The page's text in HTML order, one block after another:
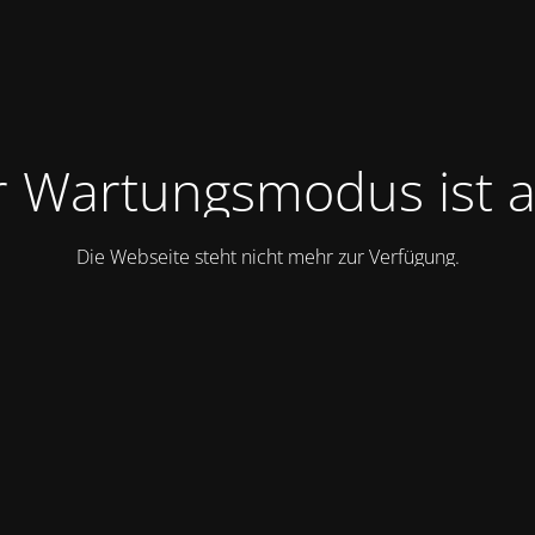
Wartungsmodus ist
Die Webseite steht nicht mehr zur Verfügung.